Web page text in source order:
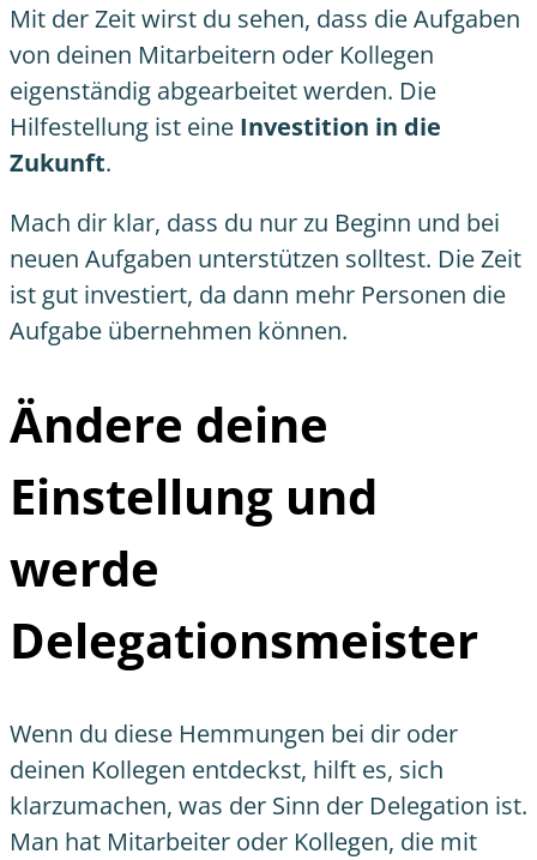
Mit der Zeit wirst du sehen, dass die Aufgaben
von deinen Mitarbeitern oder Kollegen
eigenständig abgearbeitet werden. Die
Hilfestellung ist eine Investition in die
Zukunft.
Mach dir klar, dass du nur zu Beginn und bei
neuen Aufgaben unterstützen solltest. Die Zeit
ist gut investiert, da dann mehr Personen die
Aufgabe übernehmen können.
Ändere deine
Einstellung und
werde
Delegationsmeister
Wenn du diese Hemmungen bei dir oder
deinen Kollegen entdeckst, hilft es, sich
klarzumachen, was der Sinn der Delegation ist.
Man hat Mitarbeiter oder Kollegen, die mit